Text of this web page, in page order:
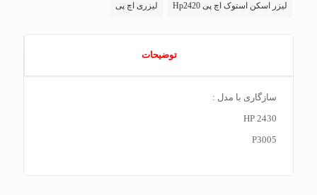
لیزر اسکن استوک اچ پی Hp2420 لیزری اچ پی
توضیحات
سازگاری با مدل :
HP 2430
P3005